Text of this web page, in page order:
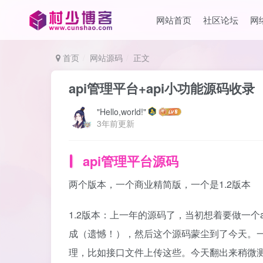
网站首页 社区论坛 网
首页 网站源码 正文
api管理平台+api小功能源码收录
"Hello,world!"
3年前更新
api管理平台源码
两个版本，一个商业精简版，一个是1.2版本
1.2版本：上一年的源码了，当初想着要做一
成（遗憾！），然后这个源码蒙尘到了今天
理，比如接口文件上传这些。今天翻出来稍